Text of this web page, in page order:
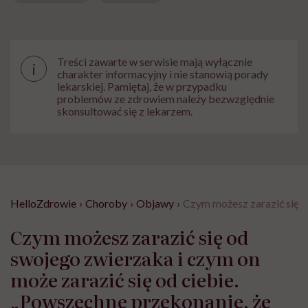
i
Treści zawarte w serwisie mają wyłącznie
charakter informacyjny i nie stanowią porady
lekarskiej. Pamiętaj, że w przypadku
problemów ze zdrowiem należy bezwzględnie
skonsultować się z lekarzem.
HelloZdrowie › Choroby › Objawy › Czym możesz zarazić się
Czym możesz zarazić się od
swojego zwierzaka i czym on
może zarazić się od ciebie.
„Powszechne przekonanie, że